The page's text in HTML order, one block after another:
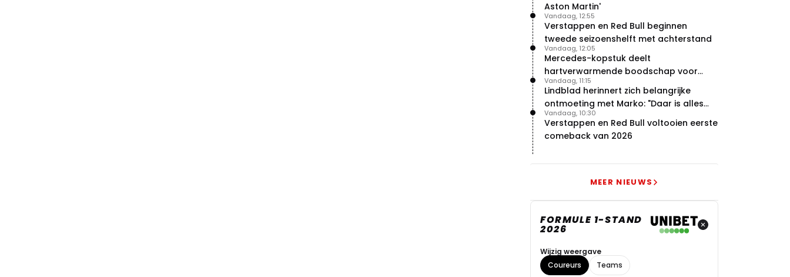
Aston Martin'
Verstappen en Red Bull beginnen
tweede seizoenshelft met achterstand
Vandaag, 12:55
Mercedes-kopstuk deelt
hartverwarmende boodschap voor
overstap naar Red Bull
Vandaag, 12:05
Lindblad herinnert zich belangrijke
ontmoeting met Marko: "Daar is alles
echt begonnen"
Vandaag, 11:15
Verstappen en Red Bull voltooien eerste
comeback van 2026
Vandaag, 10:30
MEER NIEUWS
FORMULE 1-STAND
2026
Wijzig weergave
Coureurs
Teams